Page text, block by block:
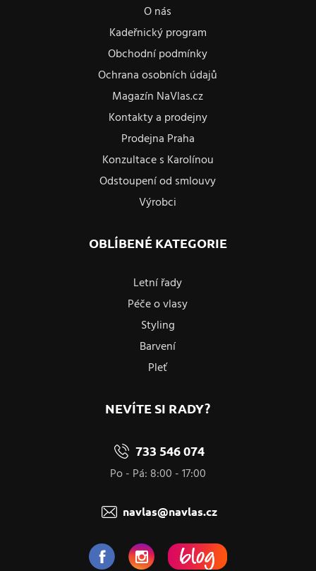
O nás
Kadeřnický program
Obchodní podmínky
Ochrana osobních údajů
Magazín NaVlas.cz
Kontakty a prodejny
Prodejna Praha
Konzultace s Karolínou
Odstoupení od smlouvy
Výrobci
OBLÍBENÉ KATEGORIE
Letní řady
Péče o vlasy
Styling
Barvení
Pleť
NEVÍTE SI RADY?
733 546 074
Po - Pá: 8:00 - 17:00
navlas@navlas.cz